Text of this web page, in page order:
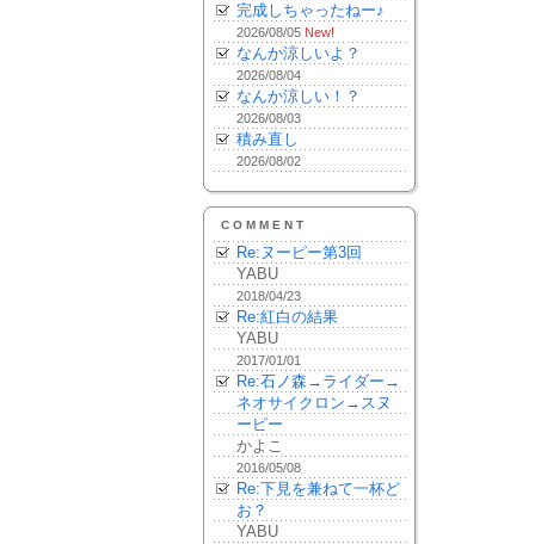
完成しちゃったねー♪
2026/08/05 New!
なんか涼しいよ？
2026/08/04
なんか涼しい！？
2026/08/03
積み直し
2026/08/02
COMMENT
Re:ヌーピー第3回
YABU
2018/04/23
Re:紅白の結果
YABU
2017/01/01
Re:石ノ森→ライダー→
ネオサイクロン→スヌ
ーピー
かよこ
2016/05/08
Re:下見を兼ねて一杯ど
お？
YABU